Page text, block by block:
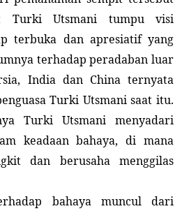
Turki Utsmani tumpu visi
terbuka dan apresiatif yang
terhadap peradaban luar
, Indiadan Chinaternyata
Turki Utsmani saat itu.
Turki Utsmani menyadari
keadaan bahaya, di mana
dan berusaha menggilas
bahaya muncul dari